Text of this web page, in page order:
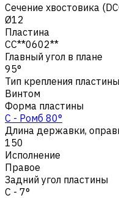
Сечение хвостовика
Ø12
Пластина
CC**0602**
Главный угол в плане
95°
Тип крепления пластины
Винтом
Форма пластины
C - Ромб 80°
Длина державки,
150
Исполнение
Правое
Задний угол пластины
C - 7°